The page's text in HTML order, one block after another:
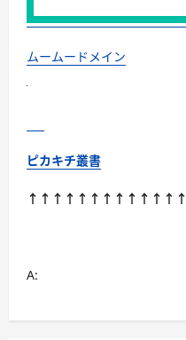
ムームードメイン
ピカキチ叢書
↑↑↑↑↑↑↑↑↑↑↑↑↑
A: